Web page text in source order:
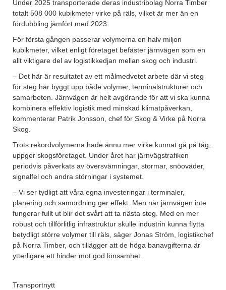
Under 2025 transporterade deras industribolag Norra Timber
totalt 508 000 kubikmeter virke på räls, vilket är mer än en
fördubbling jämfört med 2023.
För första gången passerar volymerna en halv miljon
kubikmeter, vilket enligt företaget befäster järnvägen som en
allt viktigare del av logistikkedjan mellan skog och industri.
– Det här är resultatet av ett målmedvetet arbete där vi steg
för steg har byggt upp både volymer, terminalstrukturer och
samarbeten. Järnvägen är helt avgörande för att vi ska kunna
kombinera effektiv logistik med minskad klimatpåverkan,
kommenterar Patrik Jonsson, chef för Skog & Virke på Norra
Skog.
Trots rekordvolymerna hade ännu mer virke kunnat gå på tåg,
uppger skogsföretaget. Under året har järnvägstrafiken
periodvis påverkats av översvämningar, stormar, snöoväder,
signalfel och andra störningar i systemet.
– Vi ser tydligt att våra egna investeringar i terminaler,
planering och samordning ger effekt. Men när järnvägen inte
fungerar fullt ut blir det svårt att ta nästa steg. Med en mer
robust och tillförlitlig infrastruktur skulle industrin kunna flytta
betydligt större volymer till räls, säger Jonas Ström, logistikchef
på Norra Timber, och tillägger att de höga banavgifterna är
ytterligare ett hinder mot god lönsamhet.
Transportnytt